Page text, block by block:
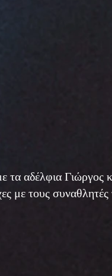
τα αδέλφια
με τους